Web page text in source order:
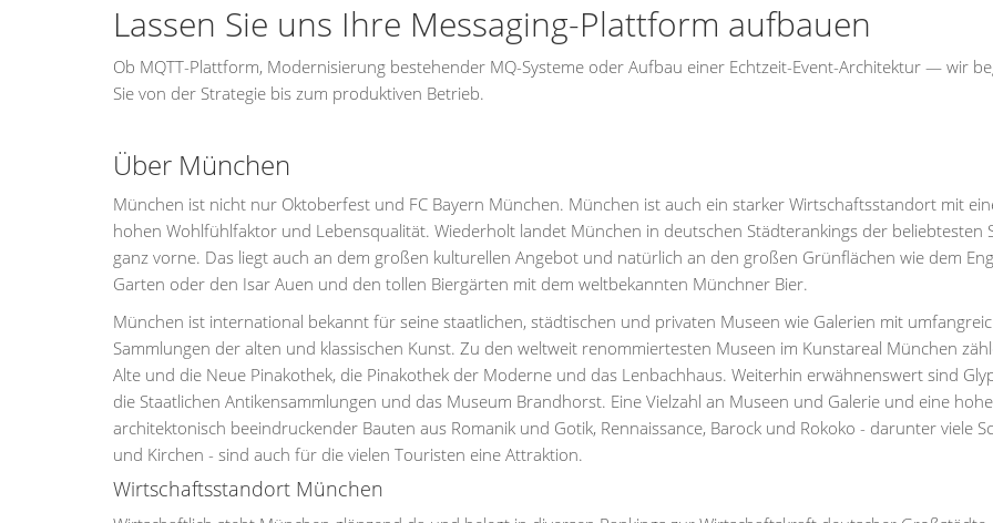
Lassen Sie uns Ihre Messaging-Plattform aufbauen
Ob MQTT-Plattform, Modernisierung bestehender MQ-Systeme oder Aufbau einer Echtzeit-Event-Architektur — wir
Sie von der Strategie bis zum produktiven Betrieb.
Über München
München ist nicht nur Oktoberfest und FC Bayern München. München ist auch ein starker Wirtschaftsstandort mit
hohen Wohlfühlfaktor und Lebensqualität. Wiederholt landet München in deutschen Städterankings der beliebtesten
ganz vorne. Das liegt auch an dem großen kulturellen Angebot und natürlich an den großen Grünflächen wie dem
Garten oder den Isar Auen und den tollen Biergärten mit dem weltbekannten Münchner Bier.
München ist international bekannt für seine staatlichen, städtischen und privaten Museen wie Galerien mit
Sammlungen der alten und klassischen Kunst. Zu den weltweit renommiertesten Museen im Kunstareal München
Alte und die Neue Pinakothek, die Pinakothek der Moderne und das Lenbachhaus. Weiterhin erwähnenswert sind
die Staatlichen Antikensammlungen und das Museum Brandhorst. Eine Vielzahl an Museen und Galerie und eine
architektonisch beeindruckender Bauten aus Romanik und Gotik, Rennaissance, Barock und Rokoko - darunter viele
und Kirchen - sind auch für die vielen Touristen eine Attraktion.
Wirtschaftsstandort München